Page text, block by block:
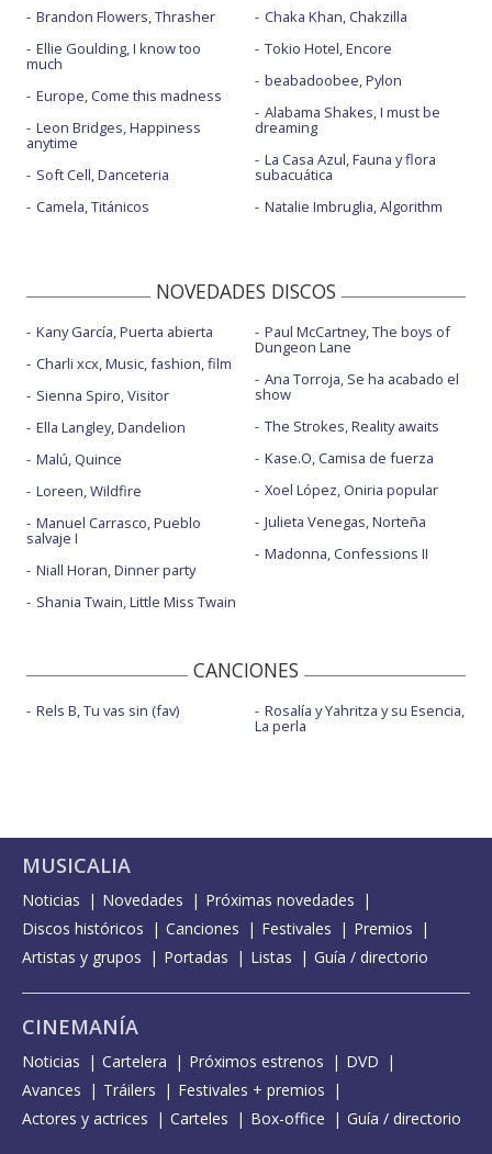
Brandon Flowers, Thrasher
Ellie Goulding, I know too
much
Europe, Come this madness
Leon Bridges, Happiness
anytime
Soft Cell, Danceteria
Camela, Titánicos
Chaka Khan, Chakzilla
Tokio Hotel, Encore
beabadoobee, Pylon
Alabama Shakes, I must be
dreaming
La Casa Azul, Fauna y flora
subacuática
Natalie Imbruglia, Algorithm
NOVEDADES DISCOS
Kany García, Puerta abierta
Charli xcx, Music, fashion, film
Sienna Spiro, Visitor
Ella Langley, Dandelion
Malú, Quince
Loreen, Wildfire
Manuel Carrasco, Pueblo
salvaje I
Niall Horan, Dinner party
Shania Twain, Little Miss Twain
Paul McCartney, The boys of
Dungeon Lane
Ana Torroja, Se ha acabado el
show
The Strokes, Reality awaits
Kase.O, Camisa de fuerza
Xoel López, Oniria popular
Julieta Venegas, Norteña
Madonna, Confessions II
CANCIONES
Rels B, Tu vas sin (fav) Rosalía y Yahritza y su Esencia,
La perla
MUSICALIA
Noticias Novedades
Próximas novedades
Discos históricos
Canciones Festivales
Premios
Artistas y grupos
Portadas Listas Guía / directorio
CINEMANÍA
Noticias Cartelera Próximos estrenos
DVD
Avances
Tráilers
Festivales + premios
Actores y actrices
Carteles Box-office Guía / directorio